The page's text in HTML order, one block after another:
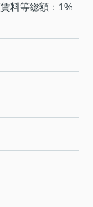
料等総額：1%